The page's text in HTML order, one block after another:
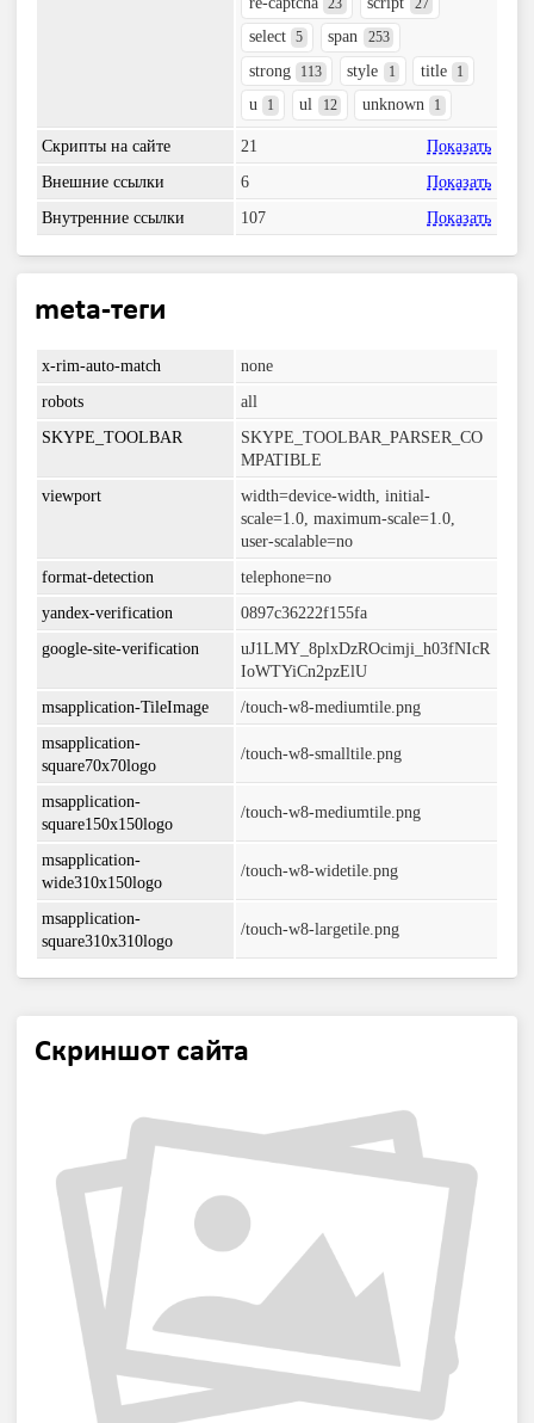
23 27
select 5 span 253
strong 113 style 1 title 1
u 1 ul 12 unknown 1
Скрипты на сайте 21
Показать
Внешние ссылки
6
Показать
Внутренние ссылки
107 Показать
meta-теги
x-rim-auto-match
none
robots
all
SKYPE_TOOLBAR
SKYPE_TOOLBAR_PARSER_CO
MPATIBLE
viewport
width=device-width, initial-
scale=1.0, maximum-scale=1.0,
user-scalable=no
format-detection
telephone=no
yandex-verification
0897c36222f155fa
google-site-verification
uJ1LMY_8plxDzROcimji_h03fNIcR
IoWTYiCn2pzElU
msapplication-TileImage
/touch-w8-mediumtile.png
msapplication-
square70x70logo
/touch-w8-smalltile.png
msapplication-
square150x150logo
/touch-w8-mediumtile.png
msapplication-
wide310x150logo
/touch-w8-widetile.png
msapplication-
square310x310logo
/touch-w8-largetile.png
Скриншот сайта